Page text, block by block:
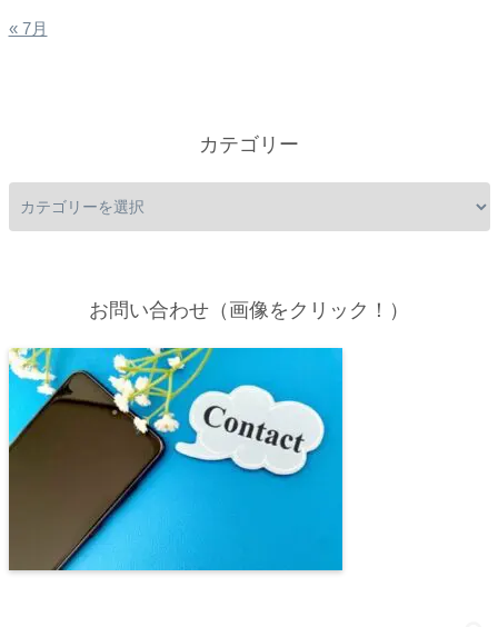
« 7月
カテゴリー
お問い合わせ（画像をクリック！）